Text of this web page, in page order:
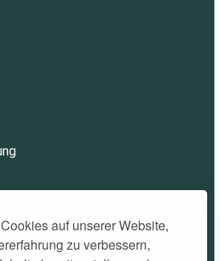
auf unserer Website,
zu verbessern,